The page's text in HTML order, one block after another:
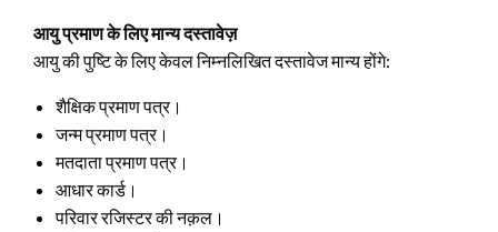
आयु प्रमाण के लिए मान्य दस्तावेज़
आयु की पुष्टि के लिए केवल निम्नलिखित दस्तावेज मान्य होंगे:
शैक्षिक प्रमाण पत्र।
जन्म प्रमाण पत्र।
मतदाता प्रमाण पत्र।
आधार कार्ड।
परिवार रजिस्टर की नक़ल।